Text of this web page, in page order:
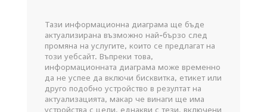
Тази информационна диаграма ще бъде
актуализирана възможно най-бързо след
промяна на услугите, които се предлагат на
този уебсайт. Въпреки това,
информационната диаграма може временно
да не успее да включи бисквитка, етикет или
друго подобно устройство в резултат на
актуализацията, макар че винаги ще има
устройства с цели, еднакви с тези, включени